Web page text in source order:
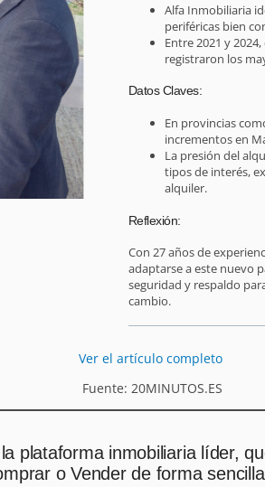
Alfa Inmobiliaria
periféricas bien
Entre 2021 y
registraron los
Datos Claves:
En provincias
incrementos en
La presión del
tipos de interés,
alquiler.
Reflexión:
Con 27 años de
adaptarse a este nuevo
seguridad y respaldo
cambio.
Ver el artículo completo
Fuente: 20MINUTOS.ES
plataforma inmobiliaria líder,
o Vender de forma